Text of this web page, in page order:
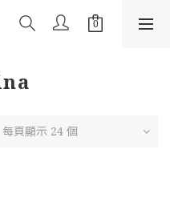
每頁顯示 24 個